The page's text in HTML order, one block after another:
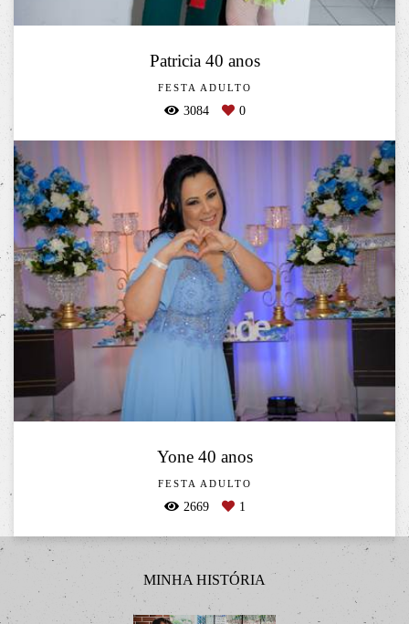
Patricia 40 anos
FESTA ADULTO
3084 0
Yone 40 anos
FESTA ADULTO
2669 1
MINHA HISTÓRIA